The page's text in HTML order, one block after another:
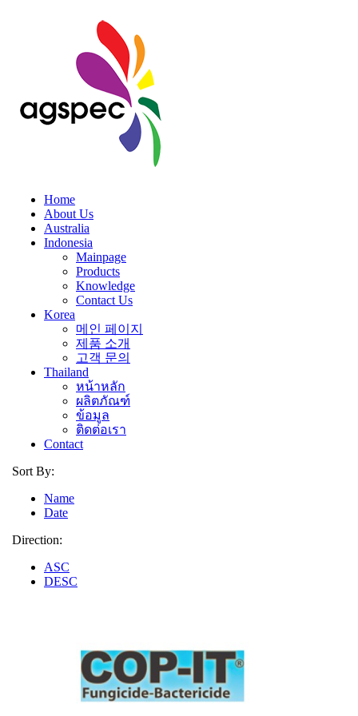
Home
About Us
Australia
Indonesia
Mainpage
Products
Knowledge
Contact Us
Korea
메인 페이지
제품 소개
고객 문의
Thailand
หน้าหลัก
ผลิตภัณฑ์
ข้อมูล
ติดต่อเรา
Contact
Sort By:
Name
Date
Direction:
ASC
DESC